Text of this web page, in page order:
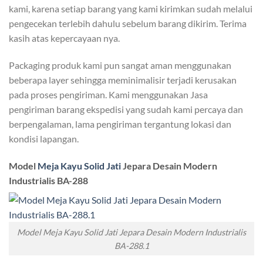
kami, karena setiap barang yang kami kirimkan sudah melalui
pengecekan terlebih dahulu sebelum barang dikirim. Terima
kasih atas kepercayaan nya.
Packaging produk kami pun sangat aman menggunakan
beberapa layer sehingga meminimalisir terjadi kerusakan
pada proses pengiriman. Kami menggunakan Jasa
pengiriman barang ekspedisi yang sudah kami percaya dan
berpengalaman, lama pengiriman tergantung lokasi dan
kondisi lapangan.
Model Meja Kayu Solid JatiJepara Desain Modern
Industrialis BA-288
Model Meja Kayu Solid Jati Jepara Desain Modern Industrialis
BA-288.1